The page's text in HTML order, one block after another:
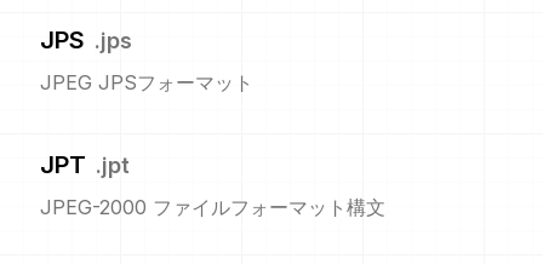
JPS .jps
JPEG JPSフォーマット
JPT .jpt
JPEG-2000 ファイルフォーマット構文